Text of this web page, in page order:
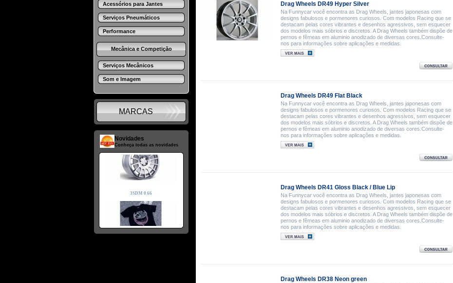
Acessórios para Jantes
Serviços Pneumáticos
Performance
Mecânica e Competição
Serviços Mecânicos
Som e Imagem
MARCAS
Novidades
Conheça todas as novidades
Drag Wheels DR49 Hyper Silver
Na Funnycar você encontra as Drag Wheels, jantes japonesas com
designs fabulosos e pormenores curiosos. Com modelos Racing que se
destacam pelas cores vibrantes e desenhos agressivos, sem esquecer
dos modelos mais sóbrios e discretos. A Drag Wheels também dispõe de
pernos e fêmeas em aluminio anodizado de diversas cores.Consulte-
nos para informações sobre aplicações e medidas.
Drag Wheels DR49 Flat Black
Na Funnycar você encontra as Drag Wheels, jantes japonesas com
designs fabulosos e pormenores curiosos. Com modelos Racing que se
destacam pelas cores vibrantes e desenhos agressivos, sem esquecer
dos modelos mais sóbrios e discretos. A Drag Wheels também dispõe de
pernos e fêmeas em aluminio anodizado de diversas cores.Consulte-
nos para informações sobre aplicações e medidas.
Drag Wheels DR41 Gloss Black / Blue Lip
Na Funnycar você encontra as Drag Wheels, jantes japonesas com
designs fabulosos e pormenores curiosos. Com modelos Racing que se
destacam pelas cores vibrantes e desenhos agressivos, sem esquecer
dos modelos mais sóbrios e discretos. A Drag Wheels também dispõe de
pernos e fêmeas em aluminio anodizado de diversas cores.Consulte-
nos para informações sobre aplicações e medidas.
Drag Wheels DR38 Neon green